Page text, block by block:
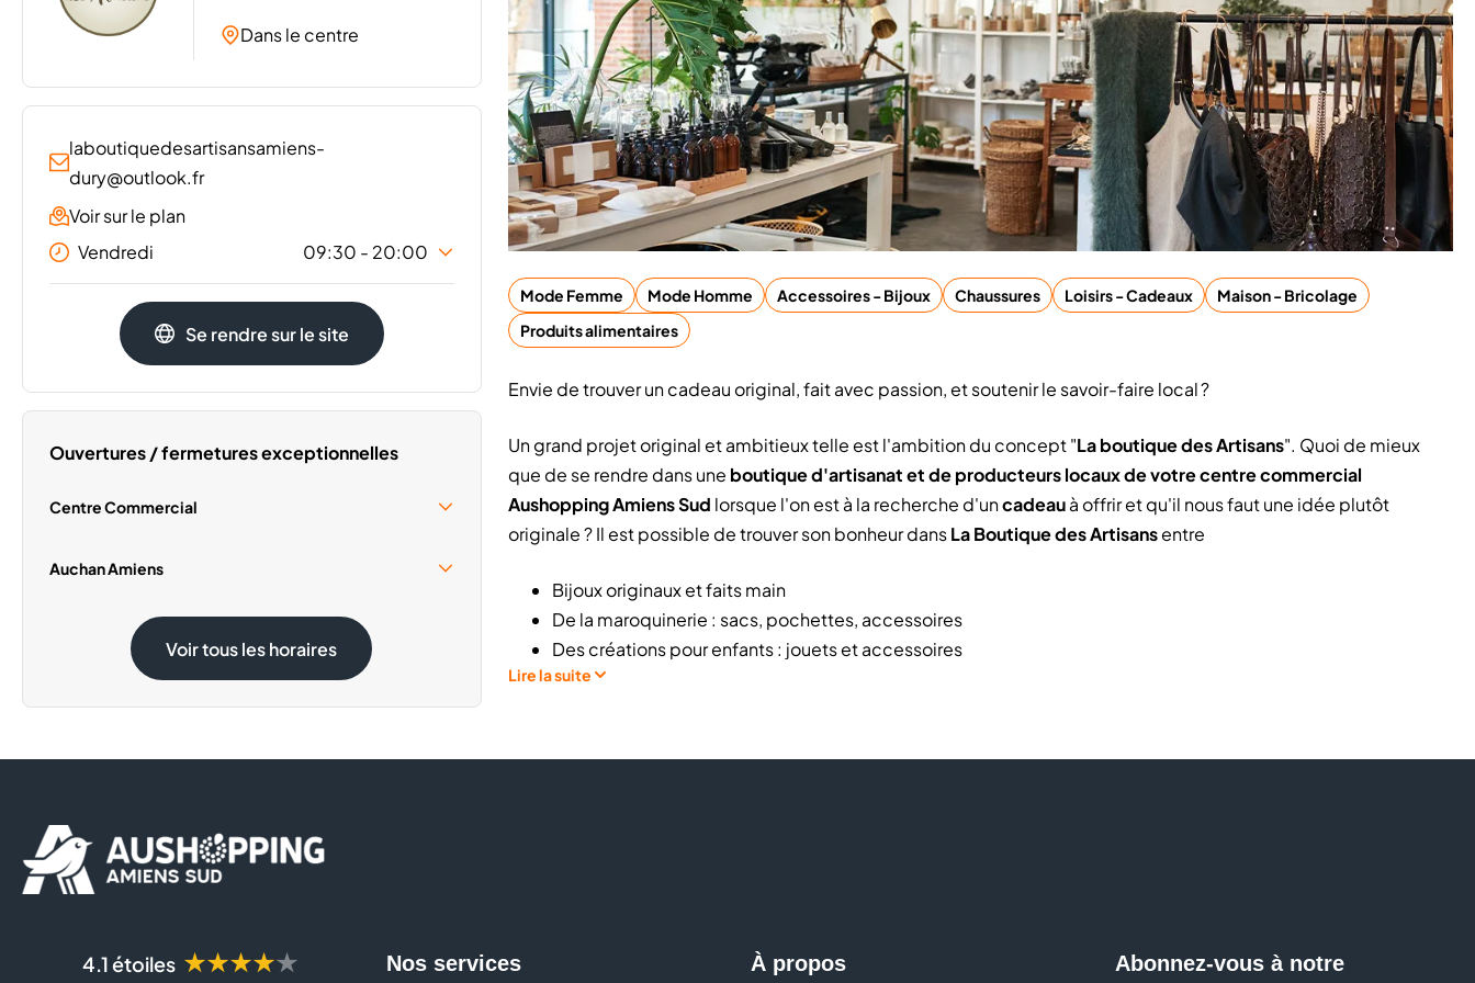
Dans le centre
laboutiquedesartisansamiens-
dury@outlook.fr
Voir sur le plan
Vendredi
09:30 - 20:00
09:30 - 20:00
Mardi
09:30 - 20:00
Mercredi
09:30 - 20:00
Jeudi
09:30 - 20:00
Dimanche
Fermé
Se rendre sur le site
Ouvertures / fermetures exceptionnelles
Centre Commercial
Samedi 15 Août
Auchan Amiens
Samedi 15 Août
09:00 - 20:00
Voir tous les horaires
Mode Femme Mode Homme Accessoires - Bijoux Chaussures Loisirs - Cadeaux
Maison - Bricolage
Produits alimentaires
Envie de trouver un cadeau original, fait avec passion, et soutenir le savoir-faire local ?
Un grand projet original et ambitieux telle est l'ambition du concept "La boutique des Artisans". Quoi de mieux
que de se rendre dans une boutique d'artisanat et de producteurs locaux de votre centre commercial
Aushopping Amiens Sud lorsque l'on est à la recherche d'uncadeauà offrir et qu'il nous faut une idée plutôt
originale ? Il est possible de trouver son bonheur dansLa Boutique des Artisansentre
Bijoux originaux et faits main
De la maroquinerie : sacs, pochettes, accessoires
Des créations pour enfants : jouets et accessoires
Accessoires
Lire la suite
4.1 étoiles ★★★★★ Nos services À propos
Abonnez-vous à notre